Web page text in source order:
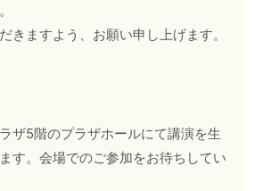
きますよう、お願い申し上げます。
ザ5階のプラザホールにて講演を生
す。会場でのご参加をお待ちしてい